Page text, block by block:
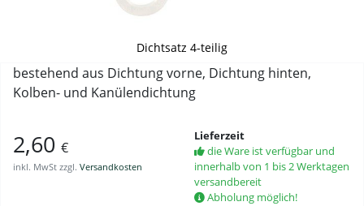
Dichtsatz 4-teilig
bestehend aus Dichtung vorne, Dichtung hinten,
Kolben- und Kanülendichtung
2,60 €
inkl. MwSt zzgl. Versandkosten
Lieferzeit
die Ware ist verfügbar und
innerhalb von 1 bis 2 Werktagen
versandbereit
Abholung möglich!